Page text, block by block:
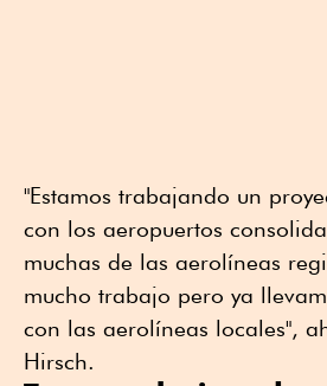
"Estamos trabajando un
con los aeropuertos
muchas de las aerolíneas
mucho trabajo pero ya
con las aerolíneas locales",
Hirsch.